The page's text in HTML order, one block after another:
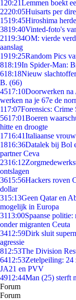
1 20:21Lemmen boekt
2220:05Huisarts per
1519:45Hiroshima
3819:40Vinted-foto's
2119:34OM: vierde
aanslag
1919:25Random Pics
818:19In Spider-Man:
618:18Nieuw
B. (66)
4517:10Doorwerken na
werken na je 67e de
117:07Forensics: Crime
5617:01Boeren
hitte en droogte
1716:41Italiaanse
1816:36Datalek bij Bol
partner Ceva
2316:12
ontslagen
3615:56Hackers roven
dollar
315:13Geen Qatar en
mogelijk in Europa
3113:00Spaanse
onder migranten Ceuta
3412:59Dirk sluit
agressie
812:53The Division
6412:53Zetelpeiling: 24
JA21 en PVV
4912:44Man (25) sterft
Forum
Forum